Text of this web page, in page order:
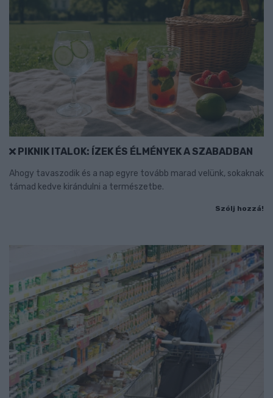
PIKNIK ITALOK: ÍZEK ÉS ÉLMÉNYEK A SZABADBAN
Ahogy tavaszodik és a nap egyre tovább marad velünk, sokaknak
támad kedve kirándulni a természetbe.
Szólj hozzá!